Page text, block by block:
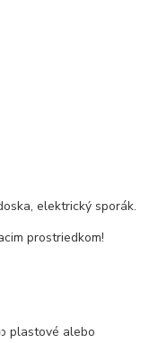
elektrický sporák.
prostriedkom!
plastové alebo